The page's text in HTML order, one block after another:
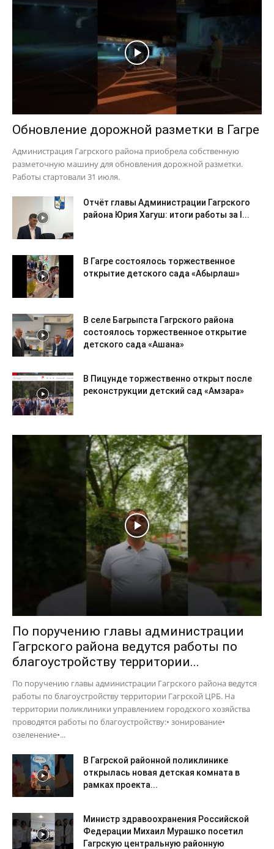
Обновление дорожной разметки в Гагре
Администрация Гагрского района приобрела собственную
разметочную машину для обновления дорожной разметки.
Работы стартовали 31 июля.
Отчёт главы Администрации Гагрского
района Юрия Хагуш: итоги работы за I...
В Гагре состоялось торжественное
открытие детского сада «Абырлаш»
В селе Багрыпста Гагрского района
состоялось торжественное открытие
детского сада «Ашана»
В Пицунде торжественно открыт после
реконструкции детский сад «Амзара»
По поручению главы администрации
Гагрского района ведутся работы по
благоустройству территории...
По поручению главы администрации Гагрского района ведутся
работы по благоустройству территории Гагрской ЦРБ. На
территории поликлиники управлением городского хозяйства
проводятся работы по благоустройству:• зонирование•
озеленение•...
В Гагрской районной поликлинике
открылась новая детская комната в
рамках проекта...
Министр здравоохранения Российской
Федерации Михаил Мурашко посетил
Гагрскую центральную районную